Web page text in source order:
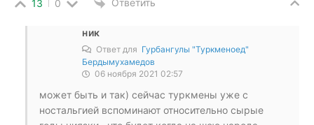
13 0 Ответить
ник
Ответ для Гурбангулы "Туркменоед"
Бердымухамедов
06 ноября 2021 02:57
может быть и так) сейчас туркмены уже с
ностальгией вспоминают относительно сырые